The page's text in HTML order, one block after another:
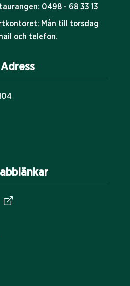
0498 - 68 33 13
Mån till torsdag
och telefon.
Adress